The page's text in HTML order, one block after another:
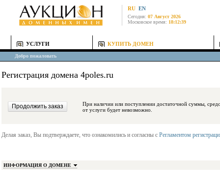
RU EN
Сегодня: 07 Август 2026
Московское время: 18:12:39
УСЛУГИ КУПИТЬ ДОМЕН
Добро пожаловать
Регистрация домена 4poles.ru
При наличии или поступлении достаточной суммы, средства будут
от услуги будет невозможно.
Делая заказ, Вы подтверждаете, что ознакомились и согласны с Регламентом
ИНФОРМАЦИЯ О ДОМЕНЕ